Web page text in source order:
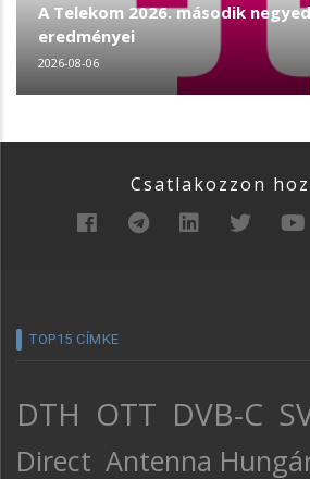
A Telekom 2026. második
eredményei
2026-08-06
Csatlakozzon
TOP15 CÍMKE
DTH OTT DVB-C
Direct Antenna